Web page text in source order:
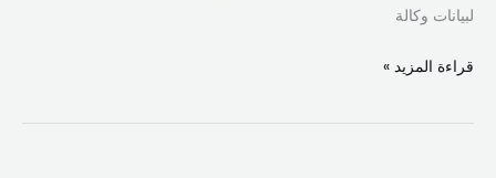
لبيانات وكالة
قراءة المزيد »